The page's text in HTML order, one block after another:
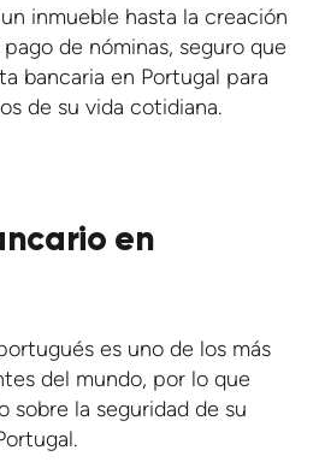
inmueble hasta la creación
de nóminas, seguro que
bancaria en Portugal para
de su vida cotidiana.
en
es uno de los más
del mundo, por lo que
sobre la seguridad de su